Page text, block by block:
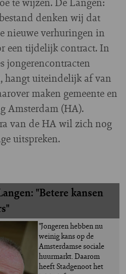
denken wij dat
nieuwe verhuringen in
een tijdelijk contract. In
jongerencontracten
hangt uiteindelijk af van
maken gemeente en
Amsterdam (HA).
van de HA wil zich nog
uitspreken.
"Betere kansen
"Jongeren hebben nu
weinig kans op de
Amsterdamse sociale
huurmarkt. Daarom
heeft Stadgenoot het